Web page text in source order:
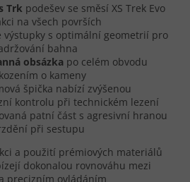
Trk podešev se směsí XS Trek Evo
na všech površích
výstupky s optimální geometrií pro
bahna
obsázka po celém obvodu
o kameny
špička nabízí zvýšenou
kontrolu při technickém lezení
patní část s agresivní hranou
při sestupu
a použití prémiových materiálů
dokonalou rovnováhu mezi
precizním ovládáním